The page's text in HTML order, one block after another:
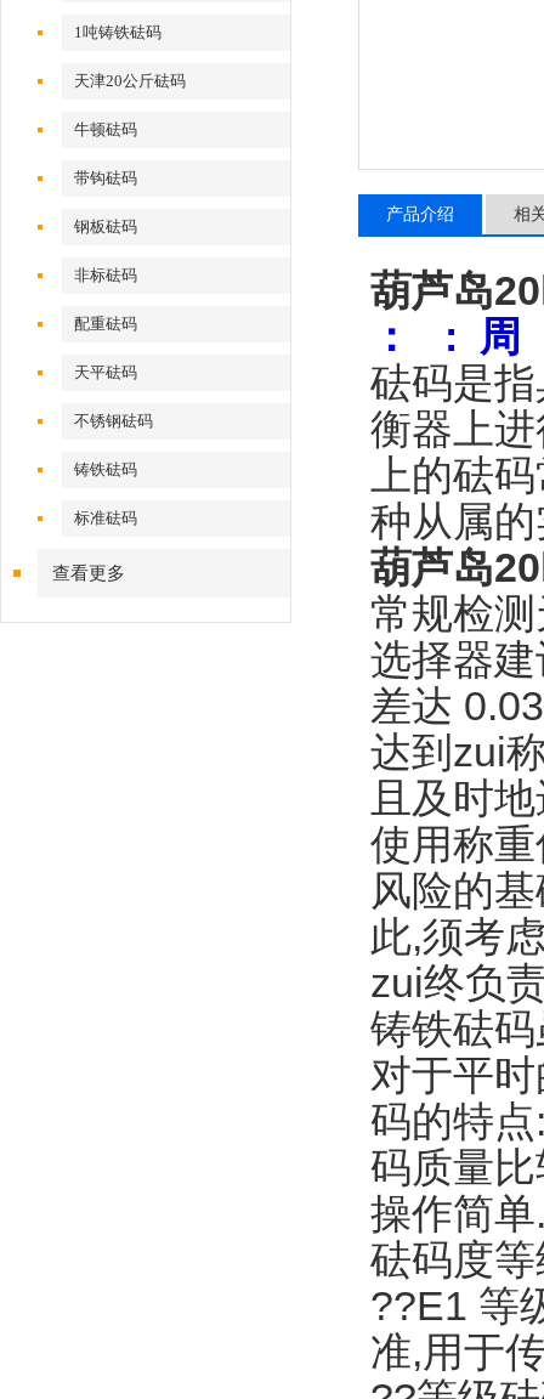
1吨铸铁砝码
天津20公斤砝码
牛顿砝码
带钩砝码
钢板砝码
非标砝码
配重砝码
天平砝码
不锈钢砝码
铸铁砝码
标准砝码
查看更多
产品介绍 相
葫芦岛
：
: 周
砝码是
衡器上
上的砝
种从属
葫芦岛
常规检
选择器
差达
达到zui
且及时
使用称
风险的
此,须考
zui终负
铸铁砝
对于平
码的特
码质量
操作简单
砝码度
??E1 等
准,用于